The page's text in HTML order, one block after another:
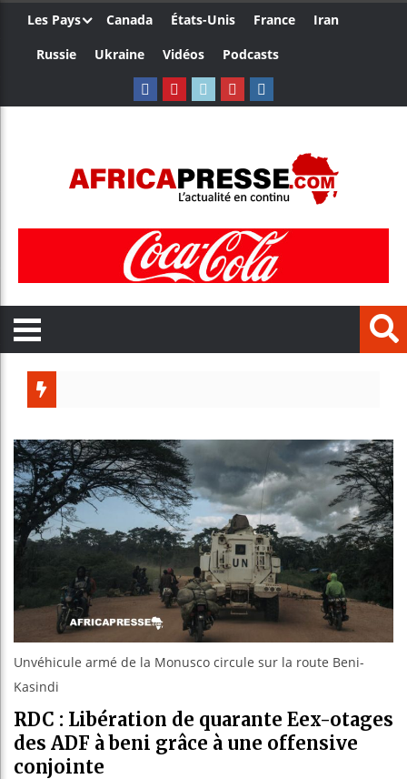
Les Pays Canada États-Unis France
Iran
Russie
Ukraine Vidéos Podcasts
Bénin :
Aliko
Unvéhicule armé de la Monusco circule sur la route Beni-
Kasindi
RDC : Libération de quarante Eex-otages
des ADF à beni grâce à une offensive
conjointe